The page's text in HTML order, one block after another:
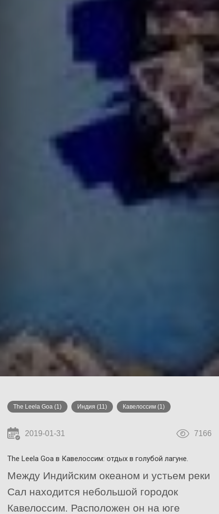
The Leela Goa (1) Индия (11) Кавелоссим (1)
2019-01-31 7166
The Leela Goa в Кавелоссим: отдых в голубой лагуне.
Между Индийским океаном и устьем реки
Сал находится небольшой городок
Кавелоссим. Расположен он на юге